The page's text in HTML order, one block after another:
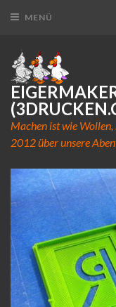
MENÜ
Machen ist wie
2012 über unsere